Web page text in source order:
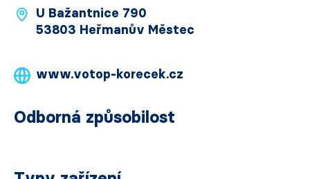
U Bažantnice 790
53803 Heřmanův Městec
www.votop-korecek.cz
Odborná způsobilost